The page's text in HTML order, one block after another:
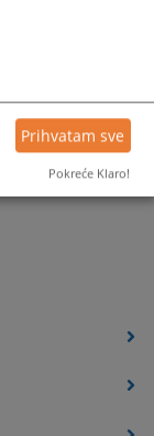
Prihvatam sve
Pokreće Klaro!